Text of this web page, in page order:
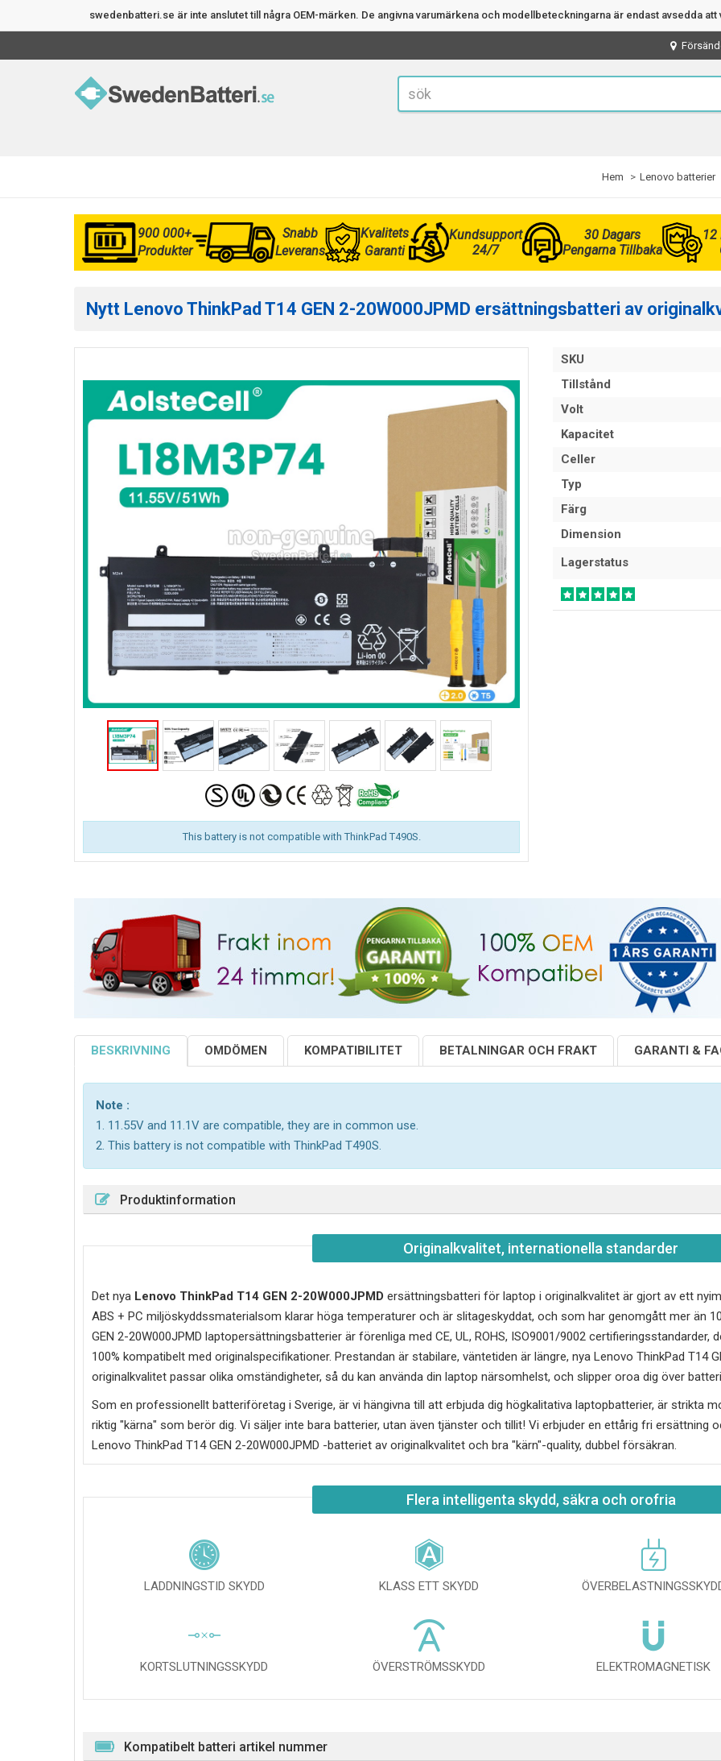
swedenbatteri.se är inte anslutet till några OEM-märken. De angivna varumärkena och modellbeteckningarna är endast avsedda
Hem Lenovo batterier
900 000+
Produkter
Snabb
Leverans
Kvalitets
Garanti
Kundsupport
24/7
30 Dagars
Pengarna Tillbaka
12
Nytt Lenovo ThinkPad T14 GEN 2-20W000JPMD ersättningsbatteri av
This battery is not compatible with ThinkPad T490S.
SKU
Tillstånd
Volt
Kapacitet
Celler
Typ
Färg
Dimension
Lagerstatus
BESKRIVNING OMDÖMEN KOMPATIBILITET BETALNINGAR OCH FRAKT GARANTI &
Note :
1. 11.55V and 11.1V are compatible, they are in common use.
2. This battery is not compatible with ThinkPad T490S.
Produktinformation
Originalkvalitet, internationella standarder
Det nya Lenovo ThinkPad T14 GEN 2-20W000JPMD ersättningsbatteri för laptop i originalkvalitet är gjort av ett
ABS + PC miljöskyddssmaterialsom klarar höga temperaturer och är slitageskyddat, och som har genomgått mer än
GEN 2-20W000JPMD laptopersättningsbatterier är förenliga med CE, UL, ROHS, ISO9001/9002
100% kompatibelt med originalspecifikationer. Prestandan är stabilare, väntetiden är längre, nya Lenovo ThinkPad T14
originalkvalitet passar olika omständigheter, så du kan använda din laptop närsomhelst, och slipper oroa dig över
Som en professionellt batteriföretag i Sverige, är vi hängivna till att erbjuda dig högkalitativa laptopbatterier, är strikta
riktig "kärna" som berör dig. Vi säljer inte bara batterier, utan även tjänster och tillit! Vi erbjuder en ettårig fri ersättning
Lenovo ThinkPad T14 GEN 2-20W000JPMD -batteriet av originalkvalitet och bra "kärn"-quality, dubbel försäkran.
Flera intelligenta skydd, säkra och orofria
LADDNINGSTID SKYDD KLASS ETT SKYDD
KORTSLUTNINGSSKYDD ÖVERSTRÖMSSKYDD ELEKTROMAGNETISK
Kompatibelt batteri artikel nummer